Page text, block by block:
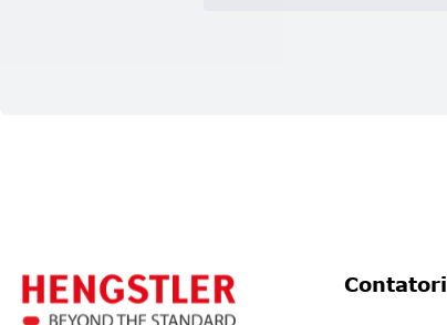
Contatori